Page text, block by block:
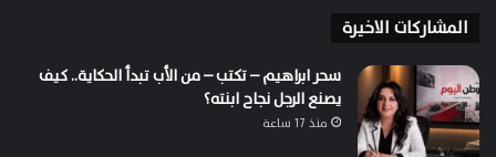
المشاركات الاخيرة
سحر ابراهيم – تكتب – من الأب تبدأ الحكاية.. كيف
يصنع الرجل نجاح ابنته؟
منذ 17 ساعة